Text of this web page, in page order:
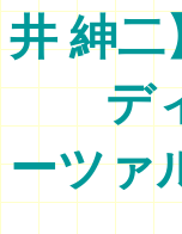
井 紳二
ディ
ー